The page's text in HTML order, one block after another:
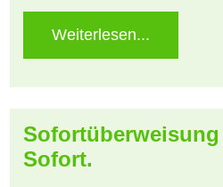
Weiterlesen...
Sofort.